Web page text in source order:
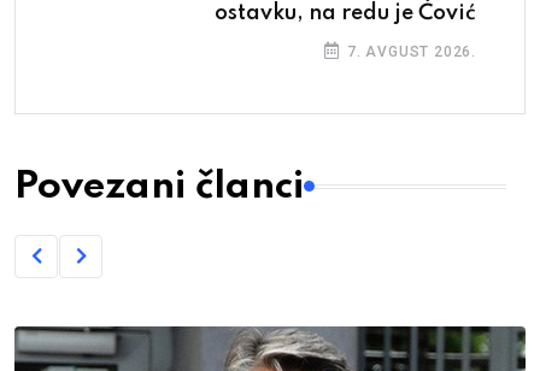
ostavku, na redu je Čović
7. AVGUST 2026.
Povezani članci